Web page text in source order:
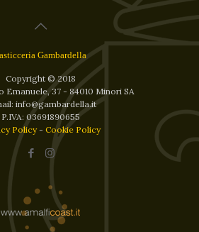
Gambardella
Copyright © 2018
Emanuele, 37 - 84010 Minori SA
info@gambardella.it
P.IVA: 03691890655
Policy- Cookie Policy